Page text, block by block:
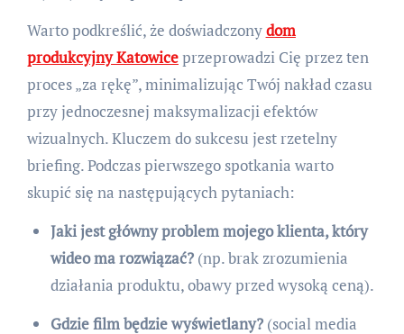
Warto podkreślić, że doświadczonydom
produkcyjny Katowiceprzeprowadzi Cię przez ten
proces „za rękę”, minimalizując Twój nakład czasu
przy jednoczesnej maksymalizacji efektów
wizualnych. Kluczem do sukcesu jest rzetelny
briefing. Podczas pierwszego spotkania warto
skupić się na następujących pytaniach:
Jaki jest główny problem mojego klienta, który
wideo ma rozwiązać?(np. brak zrozumienia
działania produktu, obawy przed wysoką ceną).
Gdzie film będzie wyświetlany?(social media